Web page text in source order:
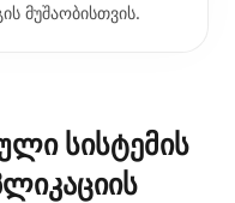
მუშაობისთვის.
სისტემის